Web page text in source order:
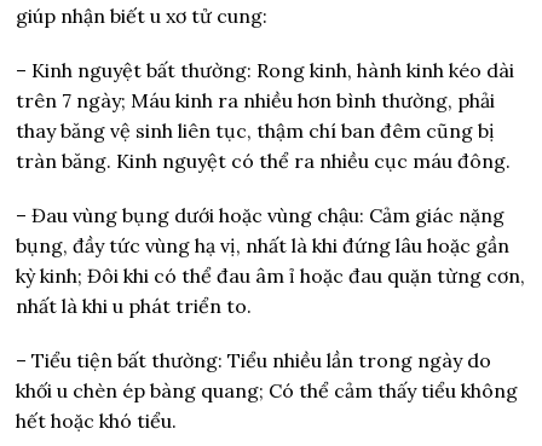
giúp nhận biết u xơ tử cung:
– Kinh nguyệt bất thường: Rong kinh, hành kinh kéo dài
trên 7 ngày; Máu kinh ra nhiều hơn bình thường, phải
thay băng vệ sinh liên tục, thậm chí ban đêm cũng bị
tràn băng. Kinh nguyệt có thể ra nhiều cục máu đông.
– Đau vùng bụng dưới hoặc vùng chậu: Cảm giác nặng
bụng, đầy tức vùng hạ vị, nhất là khi đứng lâu hoặc gần
kỳ kinh; Đôi khi có thể đau âm ỉ hoặc đau quặn từng cơn,
nhất là khi u phát triển to.
– Tiểu tiện bất thường: Tiểu nhiều lần trong ngày do
khối u chèn ép bàng quang; Có thể cảm thấy tiểu không
hết hoặc khó tiểu.